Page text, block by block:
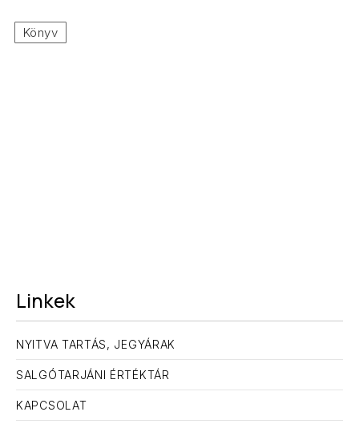
Könyv
Linkek
NYITVA TARTÁS, JEGYÁRAK
SALGÓTARJÁNI ÉRTÉKTÁR
KAPCSOLAT